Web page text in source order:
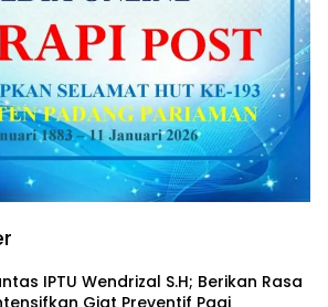
IPTU Wendrizal S.H; Berikan Rasa